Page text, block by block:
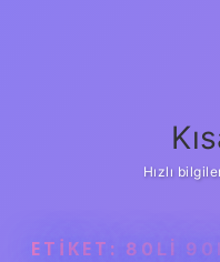
Hızlı
ETIKET: 80LI